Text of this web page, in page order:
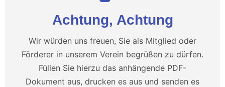
Achtung, Achtung
Wir würden uns freuen, Sie als Mitglied oder
Förderer in unserem Verein begrüßen zu dürfen.
Füllen Sie hierzu das anhängende PDF-
Dokument aus, drucken es aus und senden es